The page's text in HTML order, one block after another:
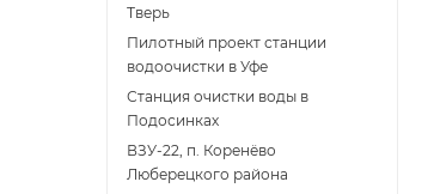
Тверь
Пилотный проект станции
водоочистки в Уфе
Станция очистки воды в
Подосинках
ВЗУ-22, п. Коренёво
Люберецкого района